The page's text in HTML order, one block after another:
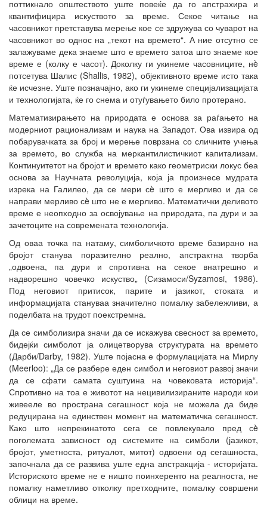
поттикнало општеството уште повеќе да го апстрахира и
квантифицира искуството за време. Секое читање на
часовникот претставува мерење кое се здружува со чуварот на
часовникот во однос на „текот на времето“. А ние отсутно се
залажуваме дека знаеме што е времето затоа што знаеме кое
време е (колку е часот). Доколку ги укинеме часовниците, нè
потсетува Шалис (Shallis, 1982), објективното време исто така
ќе исчезне. Уште позначајно, ако ги укинеме специјализацијата
и технологијата, ќе го снема и отуѓувањето било протерано.
Математизирањето на природата е основа за раѓањето на
модерниот рационализам и наука на Западот. Ова извира од
побарувачката за број и мерење поврзана со сличните учења
за времето, во служба на меркантилистичкиот капитализам.
Континуитетот на бројот и времето како геометриски локус беа
основа за Научната револуција, која ја произнесе мудрата
изрека на Галилео, да се мери сè што е мерливо и да се
направи мерливо сè што не е мерливо. Математички деливото
време е неопходно за освојување на природата, па дури и за
зачетоците на современата технологија.
Од оваа точка па натаму, симболичкото време базирано на
бројот станува поразително реално, апстрактна творба
„одвоена, па дури и спротивна на секое внатрешно и
надворешно човечко искуство„ (Сизамоси/Syzamosi, 1986).
Под неговиот притисок, парите и јазикот, стоката и
информацијата стануваа значително помалку забележливи, а
поделбата на трудот поекстремна.
Да се симболизира значи да се искажува свесност за времето,
бидејќи симболот ја олицетворува структурата на времето
(Дарби/Darby, 1982). Уште појасна е формулацијата на Мирлу
(Meerloo): „Да се разбере еден симбол и неговиот развој значи
да се сфати самата суштуина на човековата историја“.
Спротивно на тоа е животот на нецивилизираните народи кои
живееле во пространа сегашност која не можела да биде
редуцирана на единствен момент на математичка сегашност.
Како што непрекинатото сега се повлекувало пред сè
поголемата зависност од системите на симболи (јазикот,
бројот, уметноста, ритуалот, митот) одвоени од сегашноста,
започнала да се развива уште една апстракција - историјата.
Историското време не е ништо поинхеренто на реалноста, не
помалку наметливо отколку претходните, помалку совршени
облици на време.